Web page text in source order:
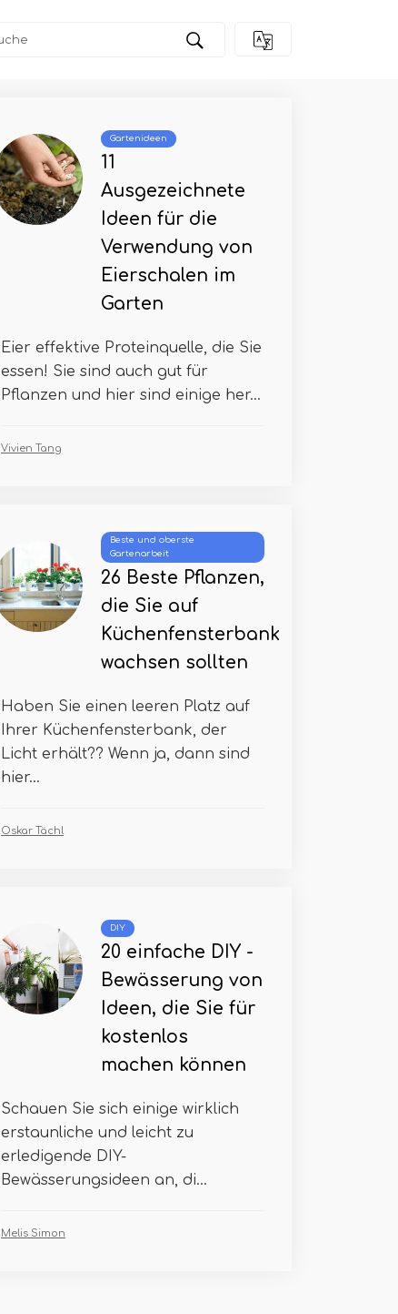
Gartenideen
11
Ausgezeichnete
Ideen für die
Verwendung von
Eierschalen im
Garten
Eier effektive Proteinquelle, die Sie
essen! Sie sind auch gut für
Pflanzen und hier sind einige her...
Vivien Tang
Beste und oberste
Gartenarbeit
26 Beste Pflanzen,
die Sie auf
Küchenfensterbank
wachsen sollten
Haben Sie einen leeren Platz auf
Ihrer Küchenfensterbank, der
Licht erhält?? Wenn ja, dann sind
hier...
Oskar Tächl
DIY
20 einfache DIY -
Bewässerung von
Ideen, die Sie für
kostenlos
machen können
Schauen Sie sich einige wirklich
erstaunliche und leicht zu
erledigende DIY-
Bewässerungsideen an, di...
Melis Simon